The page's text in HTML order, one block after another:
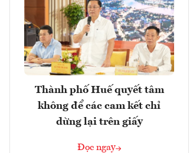
Thành phố Huế quyết tâm
không để các cam kết chỉ
dừng lại trên giấy
Đọc ngay